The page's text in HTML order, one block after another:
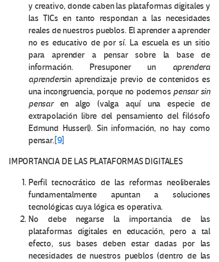
y creativo, donde caben las plataformas digitales y
las TICs en tanto respondan a las necesidades
reales de nuestros pueblos. El aprender a aprender
no es educativo de por sí. La escuela es un sitio
para aprender a pensar sobre la base de
información. Presuponer un aprendera
aprendersin aprendizaje previo de contenidos es
una incongruencia, porque no podemos pensar sin
pensaren algo (valga aquí una especie de
extrapolación libre del pensamiento del filósofo
Edmund Husserl). Sin información, no hay como
pensar.[9]
IMPORTANCIA DE LAS PLATAFORMAS DIGITALES
Perfil tecnocrático de las reformas neoliberales
fundamentalmente apuntan a soluciones
tecnológicas cuya lógica es operativa.
No debe negarse la importancia de las
plataformas digitales en educación, pero a tal
efecto, sus bases deben estar dadas por las
necesidades de nuestros pueblos (dentro de las